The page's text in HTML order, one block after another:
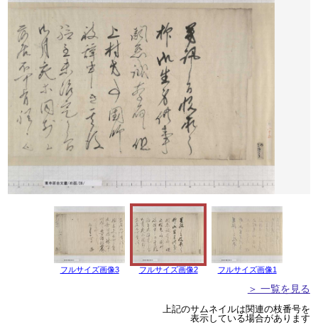
フルサイズ画像3 フルサイズ画像2 フルサイズ画像1
＞ 一覧を見る
上記のサムネイルは関連の枝番号を
表示している場合があります